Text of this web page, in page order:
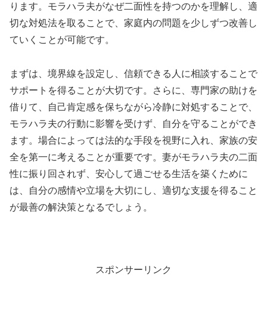
ります。モラハラ夫がなぜ二面性を持つのかを理解し、適
切な対処法を取ることで、家庭内の問題を少しずつ改善し
ていくことが可能です。
まずは、境界線を設定し、信頼できる人に相談することで
サポートを得ることが大切です。さらに、専門家の助けを
借りて、自己肯定感を保ちながら冷静に対処することで、
モラハラ夫の行動に影響を受けず、自分を守ることができ
ます。場合によっては法的な手段を視野に入れ、家族の安
全を第一に考えることが重要です。妻がモラハラ夫の二面
性に振り回されず、安心して過ごせる生活を築くために
は、自分の感情や立場を大切にし、適切な支援を得ること
が最善の解決策となるでしょう。
スポンサーリンク